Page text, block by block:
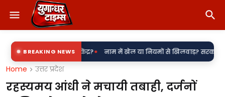
BREAKING NEWS
बिजली उपकेंद्र?• नाम में खेल या नियमों से खिलवाड़? सरकारी शिलापट्टों पर
Home उत्तर प्रदेश
रहस्यमय आंधी ने मचायी तबाही, दर्जनों